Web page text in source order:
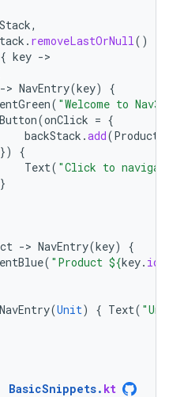
,
. removeLastOrNull()
{ key -
-> NavEntry(key)
{
( "Welcome to Nav3"
Button(onClick = {
backStack .add(Product
})
{
Text( "Click to
}
-> NavEntry(key)
{
( "Product ${key. id
NavEntry(Unit) { Text(
BasicSnippets. kt